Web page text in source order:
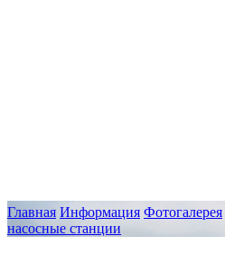
Главная Информация Фотогалерея
насосные станции